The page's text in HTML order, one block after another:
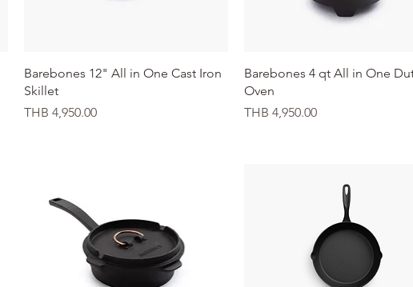
クイックビュー
Barebones 12" All in One Cast Iron
Skillet
価格
THB 4,950.00
クイックビュー
Barebones 4 qt All in One
Oven
価格
THB 4,950.00